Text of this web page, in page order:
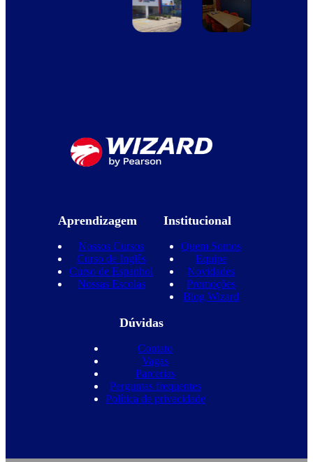
Aprendizagem
Nossos Cursos
Curso de Inglês
Curso de Espanhol
Nossas Escolas
Institucional
Quem Somos
Equipe
Novidades
Promoções
Blog Wizard
Dúvidas
Contato
Vagas
Parcerias
Perguntas frequentes
Política de privacidade